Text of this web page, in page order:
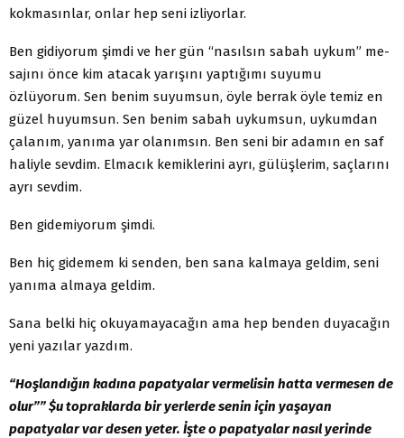
kokmasınlar, onlar hep seni izliyorlar.
Ben gidiyorum şimdi ve her gün “nasılsın sabah uykum” me­
sajını önce kim atacak yarışını yaptığımı suyumu
özlüyorum. Sen benim suyumsun, öyle berrak öyle temiz en
güzel huyumsun. Sen benim sabah uykumsun, uykumdan
çalanım, yanıma yar olanımsın. Ben seni bir adamın en saf
haliyle sevdim. Elmacık kemikle­rini ayrı, gülüşlerim, saçlarını
ayrı sevdim.
Ben gidemiyorum şimdi.
Ben hiç gidemem ki senden, ben sana kalmaya geldim, seni
yanıma almaya geldim.
Sana belki hiç okuyamayacağın ama hep benden duyacağın
yeni yazılar yazdım.
“Hoşlandığın kadına papatyalar vermelisin hatta vermesen de
olur”” $u topraklarda bir yerlerde senin için yaşayan
papatyalar var desen yeter. İşte o papatyalar nasıl yerinde